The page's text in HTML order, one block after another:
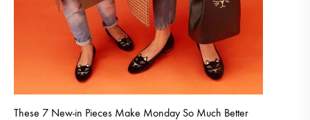
These 7 New-in Pieces Make Monday So Much Better